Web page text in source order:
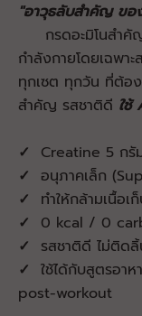
"อาวุธลับสำคัญ ขอ
กรดอะมิโนสำคัญ
กำลังกายโดยเฉพาะ
ทุกเซต ทุกวัน ที่ต้อ
สำคัญ รสชาติดี ใช้
✓ Creatine 5 ก
✓ อนุภาคเล็ก
✓ ทำให้กล้ามเนื้อเ
✓ 0 kcal / 0
✓ รสชาติดี ไม่ติดลิ้
✓ ใช้ได้กับสูตรอา
post-workout